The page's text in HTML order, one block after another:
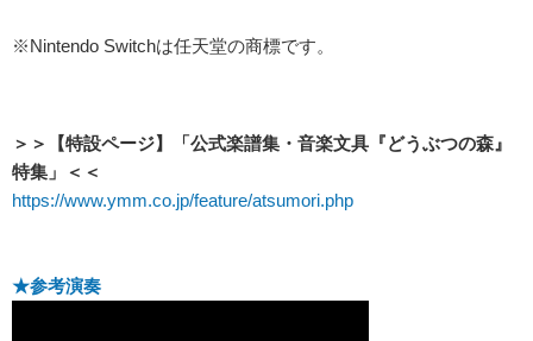
※Nintendo Switchは任天堂の商標です。
＞＞【特設ページ】「公式楽譜集・音楽文具『どうぶつの森』
特集」＜＜
https://www.ymm.co.jp/feature/atsumori.php
★参考演奏